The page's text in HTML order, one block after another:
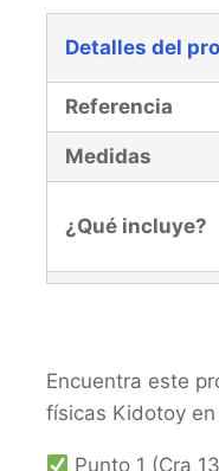
Detalles del
Referencia
Medidas
¿Qué incluye?
Encuentra este
físicas Kidotoy
Punto 1 (Cra